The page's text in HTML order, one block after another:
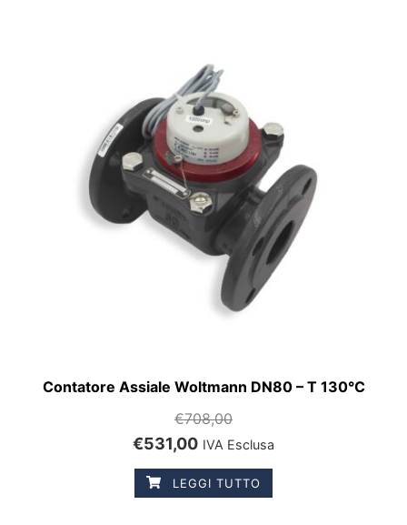
Contatore Assiale Woltmann DN80 – T 130°C
€708,00
€531,00 IVA Esclusa
LEGGI TUTTO